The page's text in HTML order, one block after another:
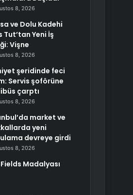
8, 2026
ve Dolu Kadehi
Tut’tan Yeni İş
Vişne
8, 2026
şeridinde feci
Servis şoförüne
çarptı
8, 2026
market ve
yeni
devreye girdi
8, 2026
Madalyası